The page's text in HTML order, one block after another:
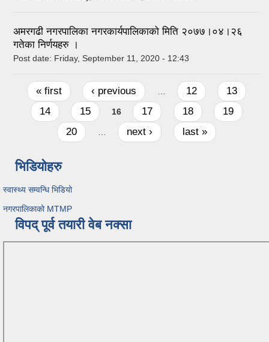
अमरगढी नगरपालिका नगरकार्यपालिकाको मिति २०७७।०४।२६
गतेका निर्णयहरु ।
Post date: Friday, September 11, 2020 - 12:43
Pages
« first ‹ previous 12
13
14
15 16 17 18
19
20
next › last »
भिडियोहरु
स्वास्थ्य सम्वन्धि भिडियो
नगरपालिकाको MTMP
विपद् पूर्व तयारी वेब नक्सा